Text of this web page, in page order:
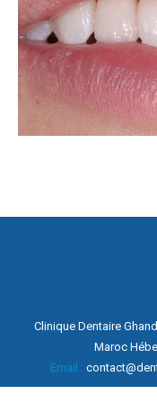
Clinique Dentaire
Maroc
Email :